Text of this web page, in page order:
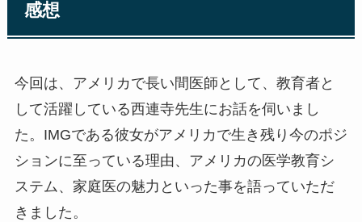
感想
今回は、アメリカで長い間医師として、教育者と
して活躍している西連寺先生にお話を伺いまし
た。IMGである彼女がアメリカで生き残り今のポジ
ションに至っている理由、アメリカの医学教育シ
ステム、家庭医の魅力といった事を語っていただ
きました。